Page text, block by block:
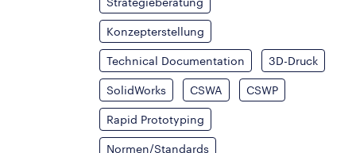
Konzepterstellung
Technical Documentation 3D-Druck
SolidWorks CSWA CSWP
Rapid Prototyping
Normen/Standards